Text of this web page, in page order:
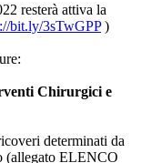
resterà attiva la
bit.ly/3sTwGPP)
Chirurgici e
determinati da
(allegato ELENCO